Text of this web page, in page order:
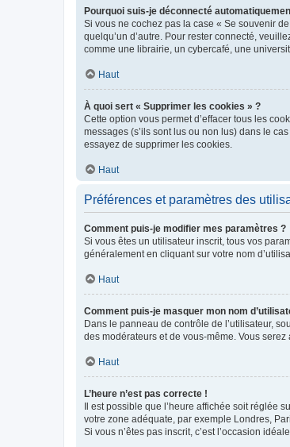
Pourquoi suis-je déconnecté
Si vous ne cochez pas la case « Se souvenir
quelqu’un d’autre. Pour rester connecté,
comme une librairie, un cybercafé, une
Haut
À quoi sert « Supprimer les cookies » ?
Cette option vous permet d’effacer tous les
messages (s’ils sont lus ou non lus) dans le
essayez de supprimer les cookies.
Haut
Préférences et paramètres des
Comment puis-je modifier mes paramètres ?
Si vous êtes un utilisateur inscrit, tous vos
généralement en cliquant sur votre nom
Haut
Comment puis-je masquer mon nom
Dans le panneau de contrôle de l’utilisateur,
des modérateurs et de vous-même. Vous
Haut
L’heure n’est pas correcte !
Il est possible que l’heure affichée soit réglée
votre zone adéquate, par exemple Londres,
Si vous n’êtes pas inscrit, c’est l’occasion